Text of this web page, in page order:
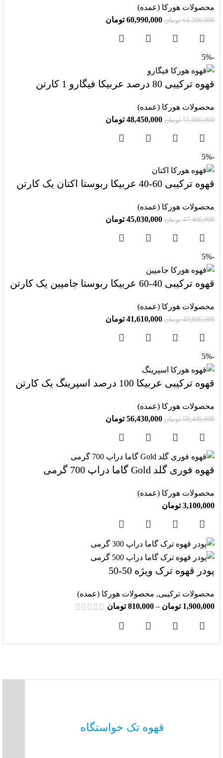
محصولات هورکا (عمده)
64,200,000 تومان 60,990,000 تومان
-5%
قهوه ترکیبی 80 درصد عربیکا فیگارو 1 کارتن
محصولات هورکا (عمده)
51,000,000 تومان 48,450,000 تومان
-5%
قهوه ترکیبی 60-40 عربیکا ربوستا اکتان یک کارتن
محصولات هورکا (عمده)
47,400,000 تومان 45,030,000 تومان
-5%
قهوه ترکیبی 40-60 عربیکا ربوستا جامپین یک کارتن
محصولات هورکا (عمده)
43,800,000 تومان 41,610,000 تومان
-5%
قهوه ترکیبی عربیکا 100 درصد اسپرینگ یک کارتن
محصولات هورکا (عمده)
59,400,000 تومان 56,430,000 تومان
قهوه فوری گلد Gold گاما دراپ 700 گرمی
محصولات هورکا (عمده)
3,100,000 تومان
پودر قهوه ترک ویژه 50-50
محصولات ترکیبی, محصولات هورکا (عمده)
1,900,000 تومان –
810,000 تومان
قهوه تک خواستگاه